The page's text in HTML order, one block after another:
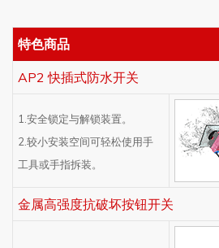
特色商品
AP2 快插式防水开关
1.安全锁定与解锁装置。
2.较小安装空间可轻松使用手
工具或手指拆装。
金属高强度抗破坏按钮开关